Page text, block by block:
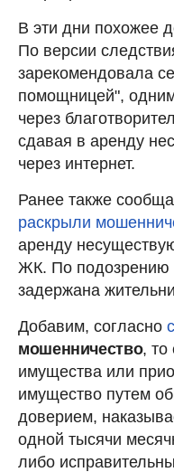
В эти дни похожее
По версии
зарекомендовала
помощницей",
через
сдавая в аренду
через интернет.
Ранее также
раскрыли
аренду
ЖК. По подозрению
задержана
Добавим, согласно
мошенничество, то
имущества или
имущество путем
доверием,
одной тысячи
либо